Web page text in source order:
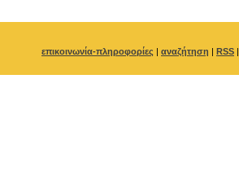
επικοινωνία-πληροφορίες | αναζήτηση | RSS |